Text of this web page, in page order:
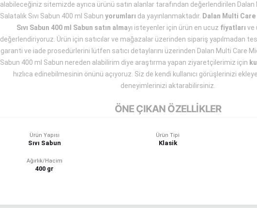
alabileceğiniz sitemizde ayrıca ürünü satın alanlar tarafından değerlendirilen Dalan
Salatalık Sıvı Sabun 400 ml Sabun yorumları da yayınlanmaktadır. Dalan Multi
Sıvı Sabun 400 ml Sabun satın almayı isteyenler için ürün en ucuz fiyatları ve
değerlendiriyoruz. Ürün için satıcılar ve mağazalar üzerinden sipariş yapılmadan
garanti ve iade prosedürlerini lütfen satıcı detaylarını üzerinden Dalan Multi Care
Sabun 400 ml Sabun nereden alabilirim diye araştırma yapan ziyaretçilerimiz için
hızlıca edinebilmesinin önünü açıyoruz. Siz de kendi kullanıcı görüşlerinizi
deneyimlerinizi aktarabilirsiniz.
ÖNE ÇIKAN ÖZELLİKLER
Ürün Yapısı
Sıvı Sabun
Ürün Tipi
Klasik
Ağırlık/Hacim
400 gr